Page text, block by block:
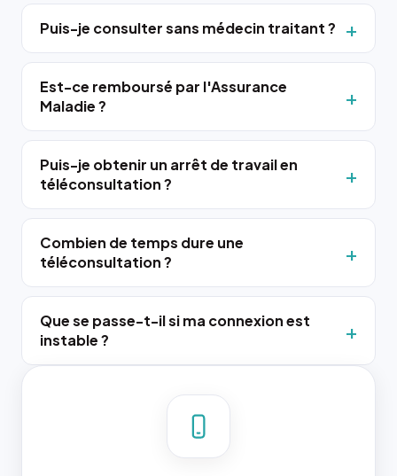
Puis-je consulter sans médecin traitant ?
Est-ce remboursé par l'Assurance
Maladie ?
Puis-je obtenir un arrêt de travail en
téléconsultation ?
Combien de temps dure une
téléconsultation ?
Que se passe-t-il si ma connexion est
instable ?